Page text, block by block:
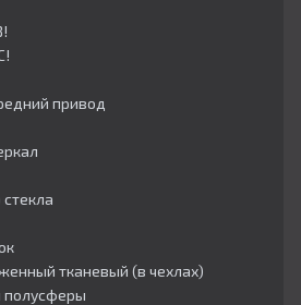
привод
стекла
тканевый (в чехлах)
полусферы